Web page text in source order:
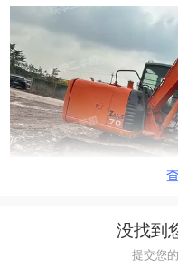
没找到
提交您